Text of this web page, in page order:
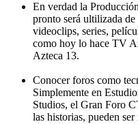
En verdad la
pronto será ultilizada
videoclips, series,
como hoy lo hace TV
Azteca 13.
Conocer foros como
Simplemente en
Studios, el Gran Foro
las historias, pueden